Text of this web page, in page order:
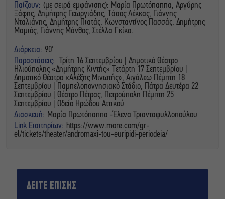
Παίζουν: (με σειρά εμφάνισης): Μαρία Πρωτόπαππα, Αργύρης
Ξάφης, Δημήτρης Γεωργιάδης, Τάσος Λέκκας, Γιάννης
Νταλιάνης, Δημήτρης Πιατάς, Κωνσταντίνος Πασσάς, Δημήτρης
Μαμιός, Γιάννης Μάνθος, Στέλλα Γκίκα.
Διάρκεια: 90'
Παραστάσεις:
Τρίτη 16 Σεπτεμβρίου | Δημοτικό Θέατρο
Ηλιούπολης «Δημήτρης Κιντής» Τετάρτη 17 Σεπτεμβρίου |
Δημοτικό Θέατρο «Αλέξης Μινωτής», Αιγάλεω Πέμπτη 18
Σεπτεμβρίου | Παμπελοποννησιακό Στάδιο, Πάτρα Δευτέρα 22
Σεπτεμβρίου | Θέατρο Πέτρας, Πετρούπολη Πέμπτη 25
Σεπτεμβρίου | Ωδείο Ηρώδου Αττικού
Διασκευή: Μαρία Πρωτόπαππα -Έλενα Τριανταφυλλοπούλου
Link Εισιτηρίων: https://www.more.com/gr-
el/tickets/theater/andromaxi-tou-euripidi-periodeia/
ΔΕΙΤΕ ΕΠΙΣΗΣ